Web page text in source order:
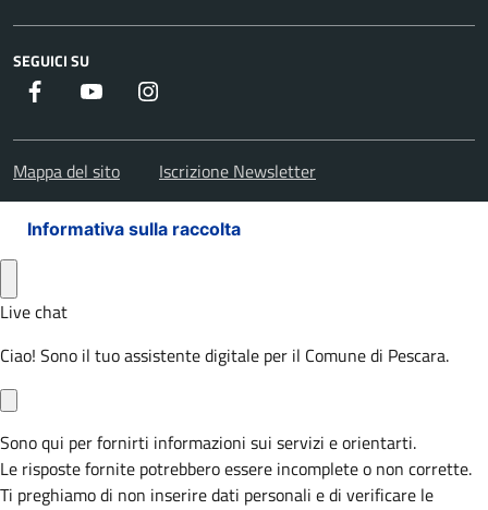
SEGUICI SU
Facebook Youtube
Mappa del sito Iscrizione Newsletter
Informativa sulla raccolta